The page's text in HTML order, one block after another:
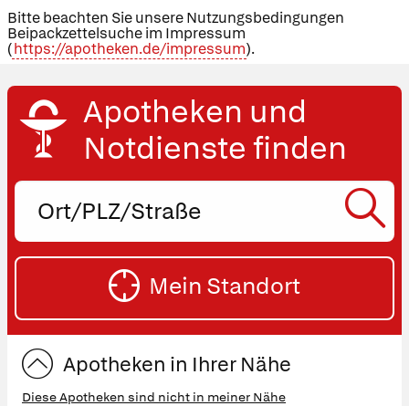
Bitte beachten Sie unsere Nutzungsbedingungen
Beipackzettelsuche im Impressum
(https://apotheken.de/impressum).
Apotheken und
Notdienste finden
Ort,
oder
Straße
Mein Standort
Apotheken in Ihrer Nähe
Diese Apotheken sind nicht in meiner Nähe